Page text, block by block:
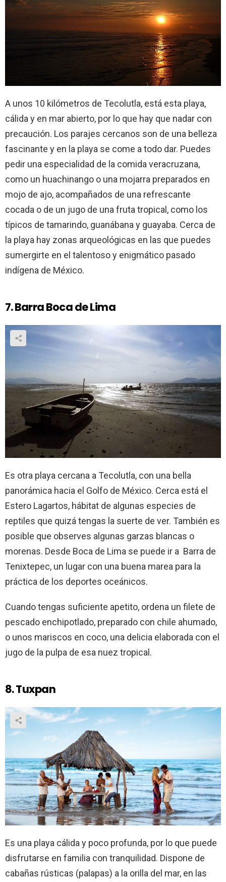
A unos 10 kilómetros de Tecolutla, está esta playa,
cálida y en mar abierto, por lo que hay que nadar con
precaución. Los parajes cercanos son de una belleza
fascinante y en la playa se come a todo dar. Puedes
pedir una especialidad de la comida veracruzana,
como un huachinango o una mojarra preparados en
mojo de ajo, acompañados de una refrescante
cocada o de un jugo de una fruta tropical, como los
típicos de tamarindo, guanábana y guayaba. Cerca de
la playa hay zonas arqueológicas en las que puedes
sumergirte en el talentoso y enigmático pasado
indígena de México.
7. Barra Boca de Lima
Es otra playa cercana a Tecolutla, con una bella
panorámica hacia el Golfo de México. Cerca está el
Estero Lagartos, hábitat de algunas especies de
reptiles que quizá tengas la suerte de ver. También es
posible que observes algunas garzas blancas o
morenas. Desde Boca de Lima se puede ir a Barra de
Tenixtepec, un lugar con una buena marea para la
práctica de los deportes oceánicos.
Cuando tengas suficiente apetito, ordena un filete de
pescado enchipotlado, preparado con chile ahumado,
o unos mariscos en coco, una delicia elaborada con el
jugo de la pulpa de esa nuez tropical.
8. Tuxpan
Es una playa cálida y poco profunda, por lo que puede
disfrutarse en familia con tranquilidad. Dispone de
cabañas rústicas (palapas) a la orilla del mar, en las